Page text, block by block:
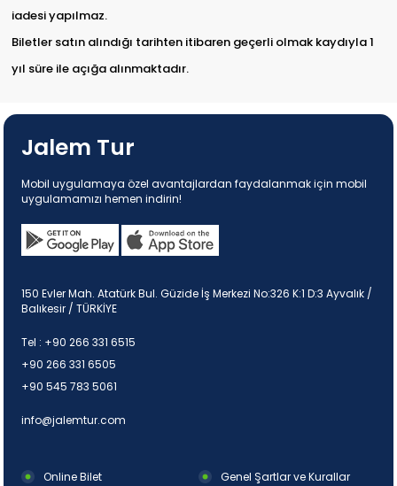
iadesi yapılmaz.
Biletler satın alındığı tarihten itibaren geçerli olmak kaydıyla 1
yıl süre ile açığa alınmaktadır.
Jalem Tur
Mobil uygulamaya özel avantajlardan faydalanmak için mobil
uygulamamızı hemen indirin!
150 Evler Mah. Atatürk Bul. Güzide İş Merkezi No:326 K:1 D:3 Ayvalık /
Balıkesir / TÜRKİYE
Tel : +90 266 331 6515
+90 266 331 6505
+90 545 783 5061
info@jalemtur.com
Online Bilet Genel Şartlar ve Kurallar